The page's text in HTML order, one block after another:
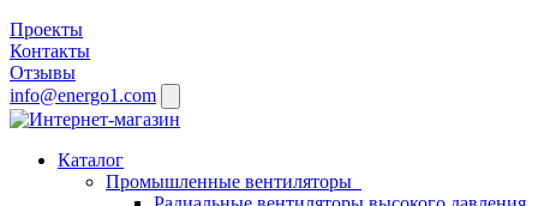
Проекты
Контакты
Отзывы
info@energo1.com
Каталог
Промышленные вентиляторы